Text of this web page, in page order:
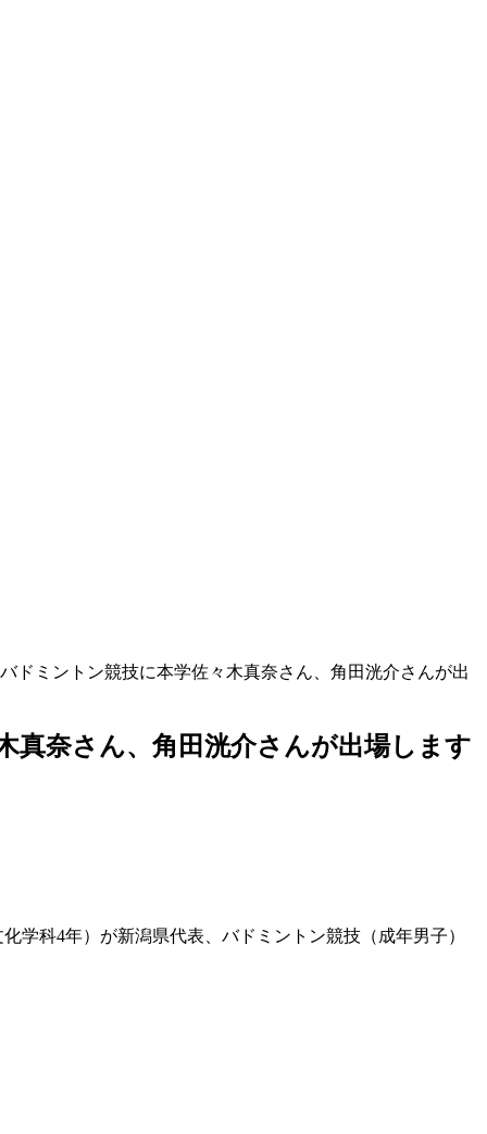
ドミントン競技に本学佐々木真奈さん、角田洸介さんが出
真奈さん、角田洸介さんが出場します
学科4年）が新潟県代表、バドミントン競技（成年男子）